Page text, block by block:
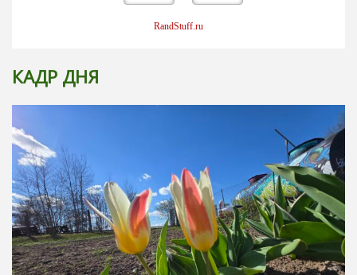
RandStuff.ru
КАДР ДНЯ